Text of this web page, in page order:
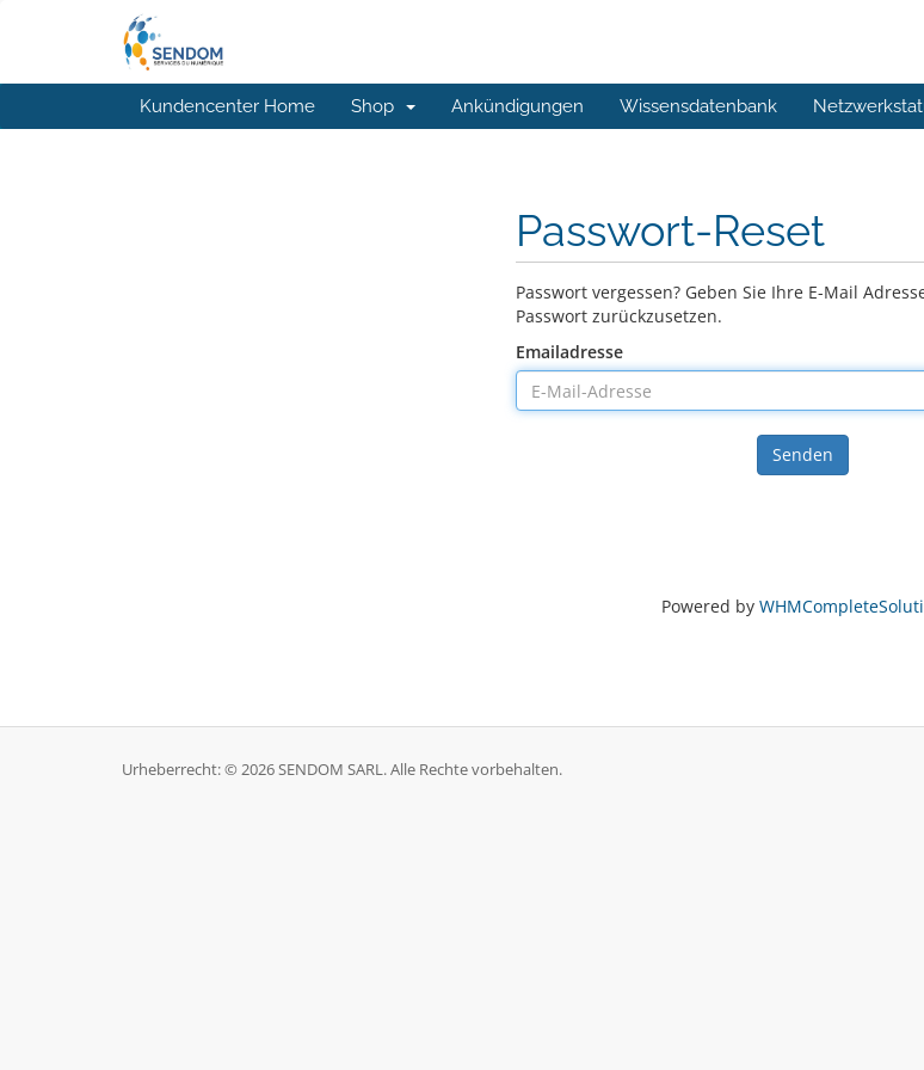
Kundencenter Home Shop Ankündigungen Wissensdatenbank
Passwort-Reset
Passwort vergessen? Geben Sie Ihre E-Mail
Passwort zurückzusetzen.
Emailadresse
Senden
Powered by
Urheberrecht: © 2026 SENDOM SARL. Alle Rechte vorbehalten.